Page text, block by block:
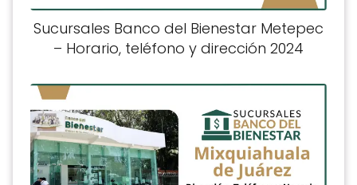
Sucursales Banco del Bienestar Metepec
– Horario, teléfono y dirección 2024